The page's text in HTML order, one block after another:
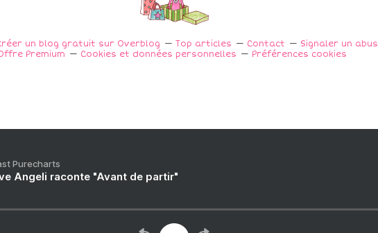
un blog gratuit sur Overblog Top articles Contact Signaler un abus
Premium
Cookies et données personnelles Préférences cookies
Purecharts
Angeli raconte "Avant de partir"